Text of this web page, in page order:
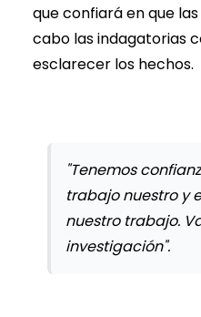
que confiará en que
cabo las indagatorias
esclarecer los hechos.
"Tenemos
trabajo nuestro y
nuestro trabajo.
investigación".